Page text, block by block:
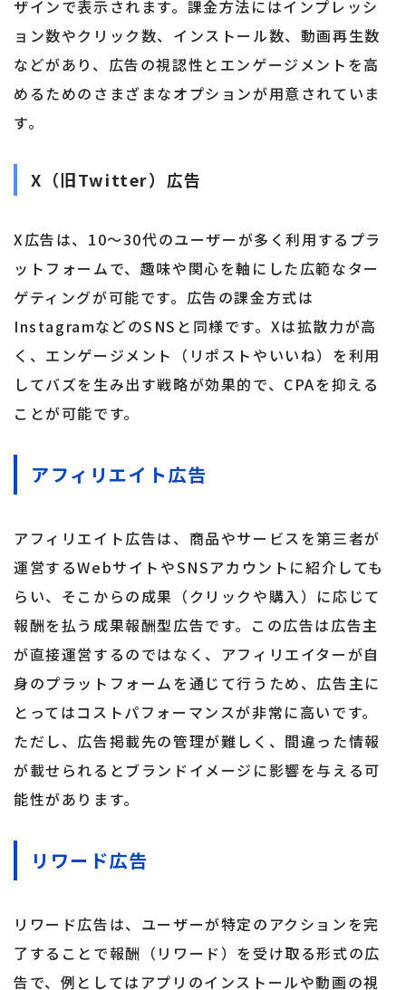
ザインで表示されます。課金方法にはインプレッシ
ョン数やクリック数、インストール数、動画再生数
などがあり、広告の視認性とエンゲージメントを高
めるためのさまざまなオプションが用意されていま
す。
X（旧Twitter）広告
X広告は、10〜30代のユーザーが多く利用するプラ
ットフォームで、趣味や関心を軸にした広範なター
ゲティングが可能です。広告の課金方式は
InstagramなどのSNSと同様です。Xは拡散力が高
く、エンゲージメント（リポストやいいね）を利用
してバズを生み出す戦略が効果的で、CPAを抑える
ことが可能です。
アフィリエイト広告
アフィリエイト広告は、商品やサービスを第三者が
運営するWebサイトやSNSアカウントに紹介しても
らい、そこからの成果（クリックや購入）に応じて
報酬を払う成果報酬型広告です。この広告は広告主
が直接運営するのではなく、アフィリエイターが自
身のプラットフォームを通じて行うため、広告主に
とってはコストパフォーマンスが非常に高いです。
ただし、広告掲載先の管理が難しく、間違った情報
が載せられるとブランドイメージに影響を与える可
能性があります。
リワード広告
リワード広告は、ユーザーが特定のアクションを完
了することで報酬（リワード）を受け取る形式の広
告で、例としてはアプリのインストールや動画の視